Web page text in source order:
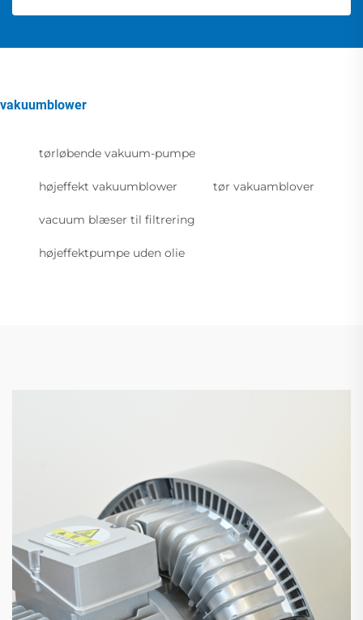
vakuumblower
tørløbende vakuum-pumpe
højeffekt vakuumblower tør vakuamblover
vacuum blæser til filtrering
højeffektpumpe uden olie